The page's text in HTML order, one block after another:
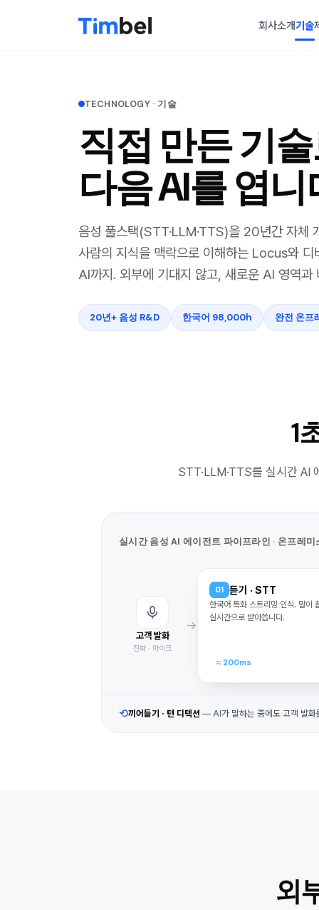
회사소개기술
TECHNOLOGY · 기술
직접 만든 기
다음 AI를 엽니
음성 풀스택(STT·LLM·TTS)을 20년간 자체
사람의 지식을 맥락으로 이해하는 Locus와
AI까지. 외부에 기대지 않고, 새로운 AI 영역과
20년+ 음성 R&D 한국어 98,000h 완전 온프
1
STT·LLM·TTS를 실시간 AI
실시간 음성 AI 에이전트 파이프라인 · 온프레미
고객 발화
전화 · 마이크
→
01 듣기 · STT
한국어 특화 스트리밍 인식. 말이
실시간으로 받아씁니다.
≈ 200ms
⟲끼어들기 · 턴 디텍션 — AI가 말하는 중에도 고객 발화
외